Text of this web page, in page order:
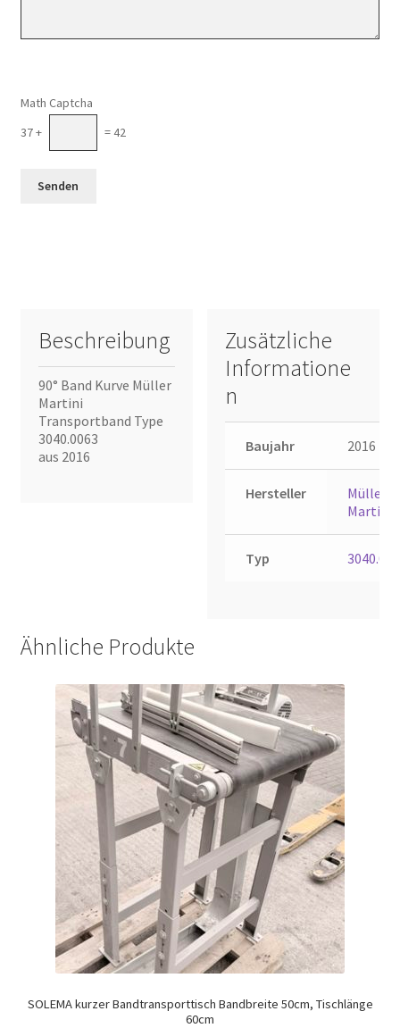
Math Captcha
37 +
= 42
Beschreibung
90° Band Kurve Müller
Martini
Transportband Type
3040.0063
aus 2016
Zusätzliche
Informatione
n
Baujahr 2016
Hersteller
Müller
Martini
Typ
Ähnliche Produkte
SOLEMA kurzer Bandtransporttisch Bandbreite 50cm, Tischlänge
60cm